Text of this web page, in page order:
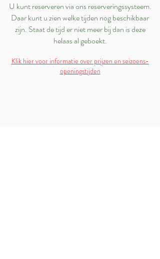
U kunt reserveren via ons reserveringssysteem.
Daar kunt u zien welke tijden nog beschikbaar
zijn. Staat de tijd er niet meer bij dan is deze
helaas al geboekt.
Klik hier voor informatie over prijzen en seizoens-
openingstijden